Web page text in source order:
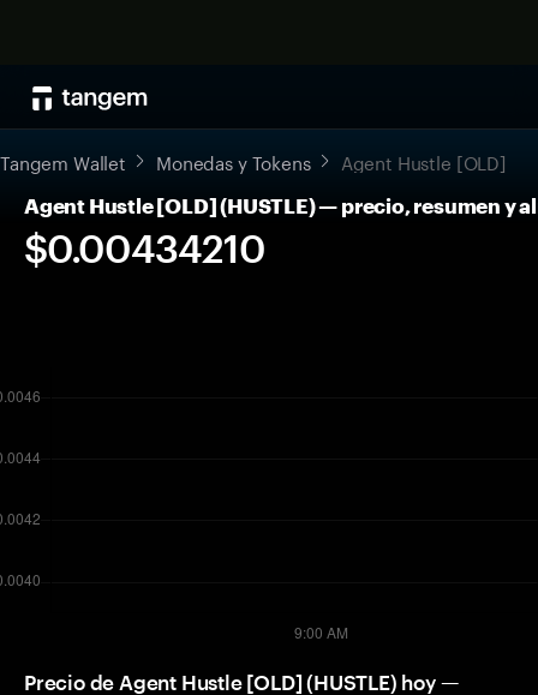
Tangem Wallet Monedas y Tokens Agent Hustle [OLD]
Agent Hustle [OLD] (HUSTLE) — precio, resumen y
$0.00434210
Precio de Agent Hustle [OLD] (HUSTLE) hoy —